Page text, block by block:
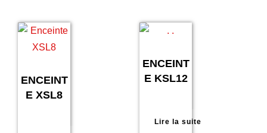
ENCEINT
E XSL8
ENCEINT
E KSL12
Lire la suite